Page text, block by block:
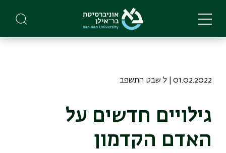
main
01.02.2022 | ל שבט התשפב
גילויים חדשים על
האדם הקדמון